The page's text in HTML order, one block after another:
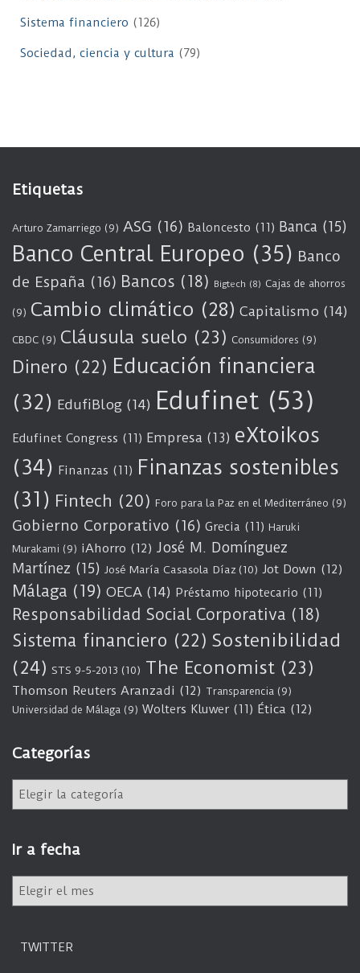
Sistema financiero (126)
Sociedad, ciencia y cultura (79)
Etiquetas
Arturo Zamarriego (9) ASG (16) Baloncesto (11) Banca (15)
Banco Central Europeo (35) Banco
de España (16) Bancos (18) Bigtech (8) Cajas de ahorros
(9) Cambio climático (28) Capitalismo (14)
CBDC (9) Cláusula suelo (23) Consumidores (9)
Dinero (22) Educación financiera
(32) EdufiBlog (14) Edufinet (53)
Edufinet Congress (11) Empresa (13) eXtoikos
(34) Finanzas (11) Finanzas sostenibles
(31) Fintech (20) Foro para la Paz en el Mediterráneo (9)
Gobierno Corporativo (16) Grecia (11) Haruki
Murakami (9) iAhorro (12) José M. Domínguez
Martínez (15) José María Casasola Díaz (10) Jot Down (12)
Málaga (19) OECA (14) Préstamo hipotecario (11)
Responsabilidad Social Corporativa (18)
Sistema financiero (22) Sostenibilidad
(24) STS 9-5-2013 (10) The Economist (23)
Thomson Reuters Aranzadi (12) Transparencia (9)
Universidad de Málaga (9) Wolters Kluwer (11) Ética (12)
Categorías
e
g
o
í
Ir a fecha
TWITTER